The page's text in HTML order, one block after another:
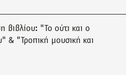
βιβλίου: "Το ούτι και ο
& "Τροπική μουσική και